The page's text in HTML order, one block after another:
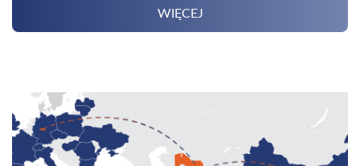
WIĘCEJ